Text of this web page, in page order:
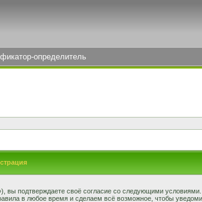
определитель
подтверждаете своё согласие со следующими
в любое время и сделаем всё возможное, чтобы